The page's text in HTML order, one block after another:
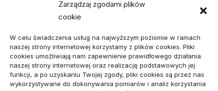
Zarządzaj zgodami plików
cookie
W celu świadczenia usług na najwyższym poziomie w ramach
naszej strony internetowej korzystamy z plików cookies. Pliki
cookies umożliwiają nam zapewnienie prawidłowego działania
naszej strony internetowej oraz realizację podstawowych jej
funkcji, a po uzyskaniu Twojej zgody, pliki cookies są przez nas
wykorzystywane do dokonywania pomiarów i analiz korzystania
Biznes, Finanse(78)
Budownictwo, Przemysł(64)
Dom, Ogród(79)